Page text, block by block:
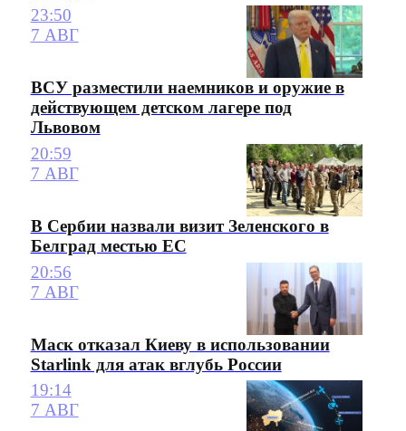
23:50
7 АВГ
ВСУ разместили наемников и оружие в
действующем детском лагере под
Львовом
20:59
7 АВГ
В Сербии назвали визит Зеленского в
Белград местью ЕС
20:56
7 АВГ
Маск отказал Киеву в использовании
Starlink для атак вглубь России
19:14
7 АВГ